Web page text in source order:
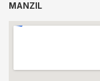
MANZIL